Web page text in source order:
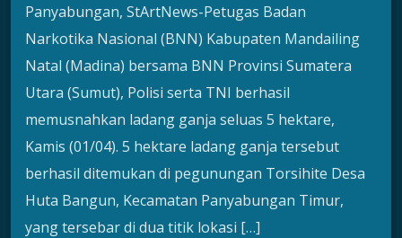
Panyabungan, StArtNews-Petugas Badan
Narkotika Nasional (BNN) Kabupaten Mandailing
Natal (Madina) bersama BNN Provinsi Sumatera
Utara (Sumut), Polisi serta TNI berhasil
memusnahkan ladang ganja seluas 5 hektare,
Kamis (01/04). 5 hektare ladang ganja tersebut
berhasil ditemukan di pegunungan Torsihite Desa
Huta Bangun, Kecamatan Panyabungan Timur,
yang tersebar di dua titik lokasi […]